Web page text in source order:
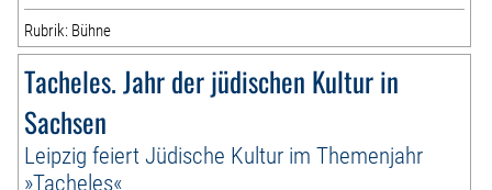
Rubrik: Bühne
Tacheles. Jahr der jüdischen Kultur in
Sachsen
Leipzig feiert Jüdische Kultur im Themenjahr
»Tacheles«